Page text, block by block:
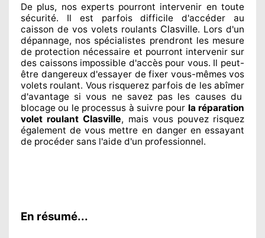
De plus, nos expertspourront intervenir en toute
sécurité. Il est parfois difficile d'accéder au
caisson de vos volets roulants Clasville. Lors d'un
dépannage, nos spécialistes prendront les mesure
de protection nécessaire et pourront intervenir sur
des caissons impossible d'accès pour vous. Il peut-
être dangereuxd'essayer de fixer vous-mêmes vos
volets roulant. Vous risquerez parfois de les abîmer
d'avantage si vous ne savezpas les causes du
blocage ou le processus à suivre pour la réparation
volet roulantClasville, mais vous pouvez risquez
également de vous mettre en danger en essayant
de procéder sans l'aide d'un professionnel.
En résumé...